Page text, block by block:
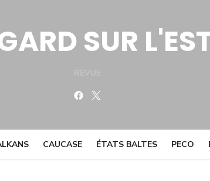
SUR
Facebook
CAUCASE ÉTATS BALTES PECO